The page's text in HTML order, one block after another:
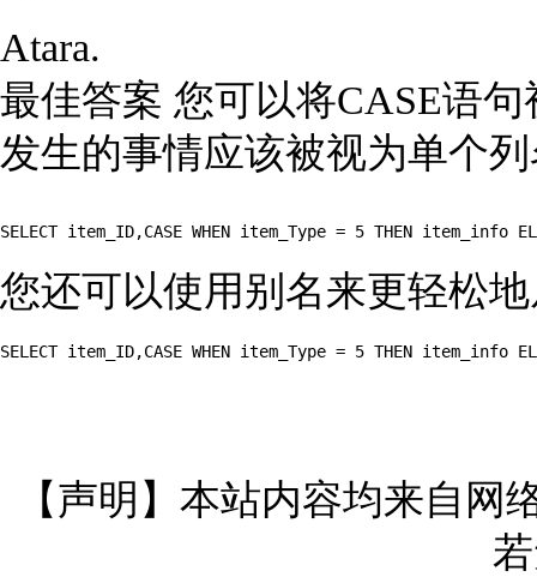
Atara.
最佳答案 您可以将CASE语
发生的事情应该被视为单个
您还可以使用别名来更轻松
【声明】本站内容均来自